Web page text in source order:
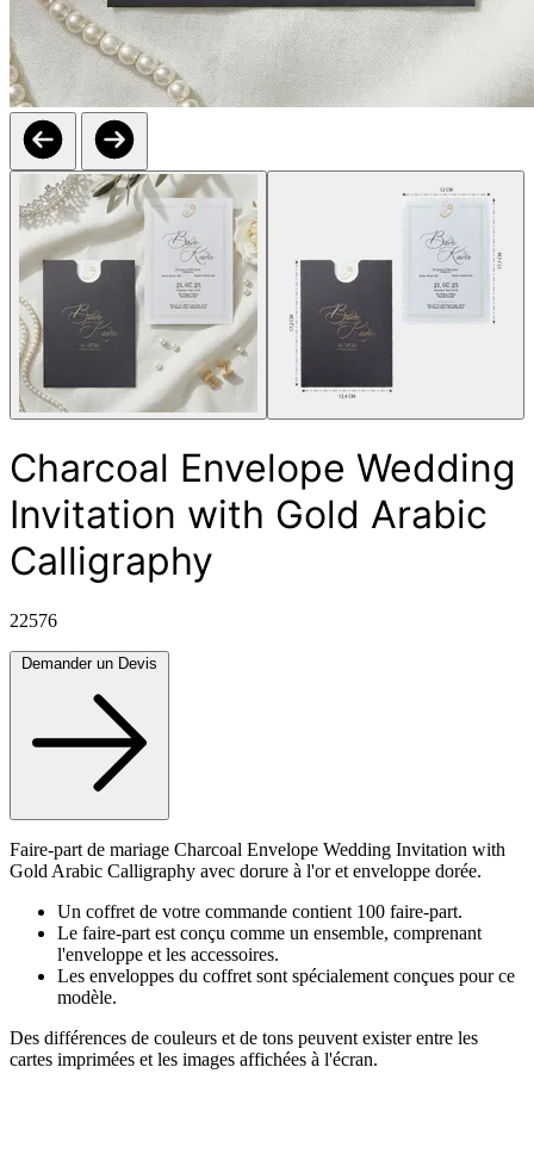
Charcoal Envelope Wedding
Invitation with Gold Arabic
Calligraphy
22576
Faire-part de mariage Charcoal Envelope Wedding Invitation with
Gold Arabic Calligraphy avec dorure à l'or et enveloppe dorée.
Un coffret de votre commande contient 100 faire-part.
Le faire-part est conçu comme un ensemble, comprenant
l'enveloppe et les accessoires.
Les enveloppes du coffret sont spécialement conçues pour ce
modèle.
Des différences de couleurs et de tons peuvent exister entre les
cartes imprimées et les images affichées à l'écran.